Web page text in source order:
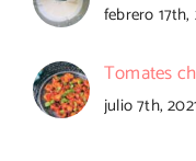
febrero 17th,
Tomates
julio 7th,